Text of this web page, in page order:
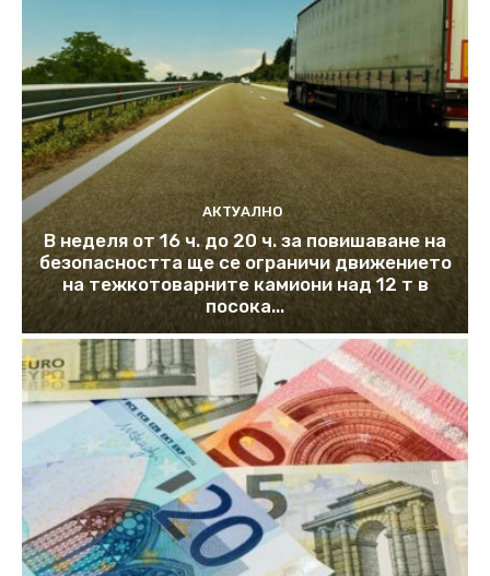
АКТУАЛНО
В неделя от 16 ч. до 20 ч. за повишаване на
безопасността ще се ограничи движението
на тежкотоварните камиони над 12 т в
посока...